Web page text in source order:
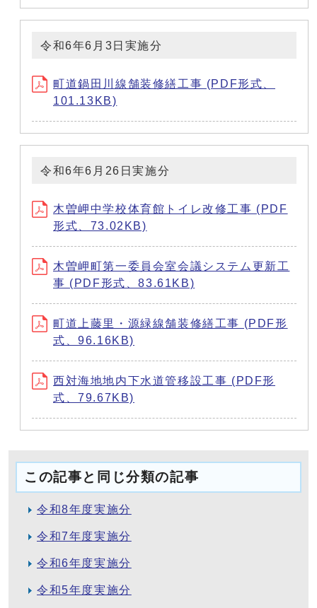
令和6年6月3日実施分
町道鍋田川線舗装修繕工事 (PDF形式、
101.13KB)
令和6年6月26日実施分
木曽岬中学校体育館トイレ改修工事 (PDF
形式、73.02KB)
木曽岬町第一委員会室会議システム更新工
事 (PDF形式、83.61KB)
町道上藤里・源緑線舗装修繕工事 (PDF形
式、96.16KB)
西対海地地内下水道管移設工事 (PDF形
式、79.67KB)
この記事と同じ分類の記事
令和8年度実施分
令和7年度実施分
令和6年度実施分
令和5年度実施分